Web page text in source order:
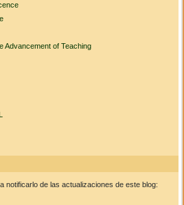
Advancement of Teaching
notificarlo de las actualizaciones de este blog: